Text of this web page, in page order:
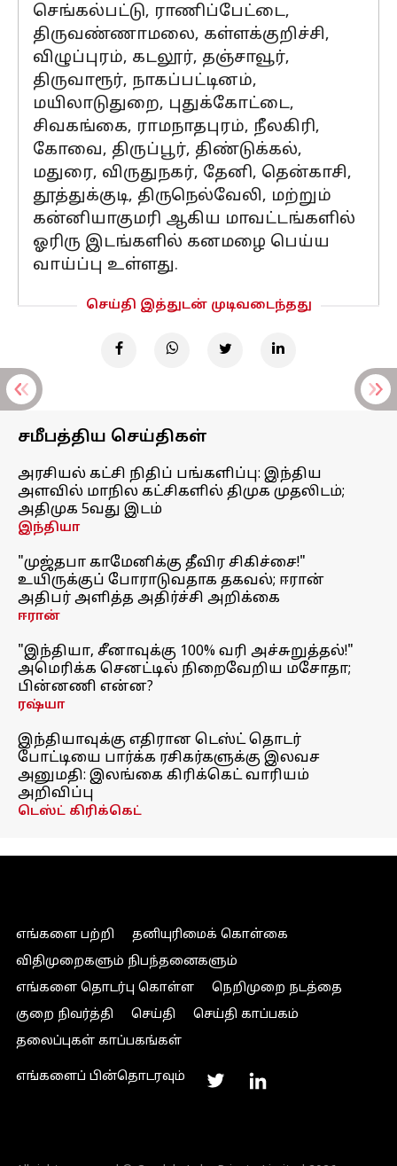
செங்கல்பட்டு, ராணிப்பேட்டை,
திருவண்ணாமலை, கள்ளக்குறிச்சி,
விழுப்புரம், கடலூர், தஞ்சாவூர்,
திருவாரூர், நாகப்பட்டினம்,
மயிலாடுதுறை, புதுக்கோட்டை,
சிவகங்கை, ராமநாதபுரம், நீலகிரி,
கோவை, திருப்பூர், திண்டுக்கல்,
மதுரை, விருதுநகர், தேனி, தென்காசி,
தூத்துக்குடி, திருநெல்வேலி, மற்றும்
கன்னியாகுமரி ஆகிய மாவட்டங்களில்
ஓரிரு இடங்களில் கனமழை பெய்ய
வாய்ப்பு உள்ளது.
செய்தி இத்துடன் முடிவடைந்தது
சமீபத்திய செய்திகள்
அரசியல் கட்சி நிதிப் பங்களிப்பு: இந்திய
அளவில் மாநில கட்சிகளில் திமுக முதலிடம்;
அதிமுக 5வது இடம்
இந்தியா
"முஜ்தபா காமேனிக்கு தீவிர சிகிச்சை!"
உயிருக்குப் போராடுவதாக தகவல்; ஈரான்
அதிபர் அளித்த அதிர்ச்சி அறிக்கை
ஈரான்
"இந்தியா, சீனாவுக்கு 100% வரி அச்சுறுத்தல்!"
அமெரிக்க செனட்டில் நிறைவேறிய மசோதா;
பின்னணி என்ன?
ரஷ்யா
இந்தியாவுக்கு எதிரான டெஸ்ட் தொடர்
போட்டியை பார்க்க ரசிகர்களுக்கு இலவச
அனுமதி: இலங்கை கிரிக்கெட் வாரியம்
அறிவிப்பு
டெஸ்ட் கிரிக்கெட்
எங்களை பற்றி
தனியுரிமைக் கொள்கை
விதிமுறைகளும் நிபந்தனைகளும்
எங்களை தொடர்பு கொள்ள
நெறிமுறை நடத்தை
குறை நிவர்த்தி
செய்தி
செய்தி காப்பகம்
தலைப்புகள் காப்பகங்கள்
எங்களைப் பின்தொடரவும்